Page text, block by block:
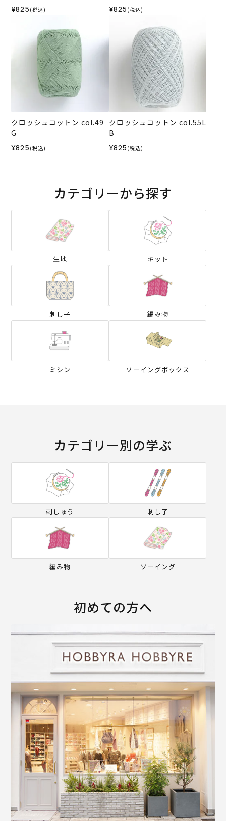
¥825 (税込) ¥825 (税込)
クロッシュコットン col.49
G
¥825 (税込)
クロッシュコットン col.55L
B
¥825 (税込)
カテゴリーから探す
生地 キット
刺し子 編み物
ミシン ソーイングボックス
カテゴリー別の学ぶ
刺しゅう 刺し子
編み物 ソーイング
初めての方へ